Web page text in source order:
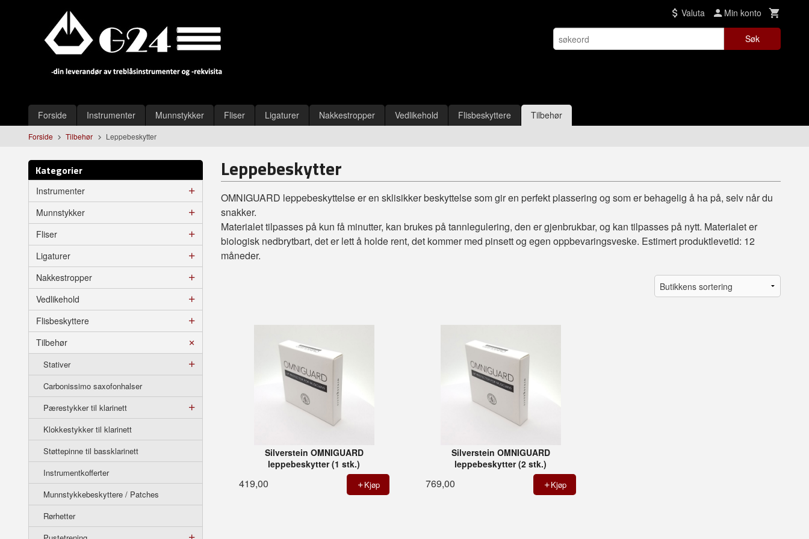
Valuta Min konto
Søk
Produkter
Forside Instrumenter Munnstykker Fliser Ligaturer Nakkestropper Vedlikehold Flisbeskyttere Tilbehør
Forside Tilbehør Leppebeskytter
Kategorier
Instrumenter
Munnstykker
Fliser
Ligaturer
Nakkestropper
Vedlikehold
Flisbeskyttere
Tilbehør
Stativer
Carbonissimo saxofonhalser
Pærestykker til klarinett
Klokkestykker til klarinett
Støttepinne til bassklarinett
Instrumentkofferter
Munnstykkebeskyttere / Patches
Rørhetter
Leppebeskytter
OMNIGUARD leppebeskyttelse er en sklisikker beskyttelse som gir en perfekt plassering og som er behagelig å ha på, selv når du
snakker.
Materialet tilpasses på kun få minutter, kan brukes på tannlegulering, den er gjenbrukbar, og kan tilpasses på nytt. Materialet er
biologisk nedbrytbart, det er lett å holde rent, det kommer med pinsett og egen oppbevaringsveske. Estimert produktlevetid: 12
måneder.
Silverstein OMNIGUARD
leppebeskytter (1 stk.)
419,00 Kjøp
Silverstein OMNIGUARD
leppebeskytter (2 stk.)
769,00 Kjøp